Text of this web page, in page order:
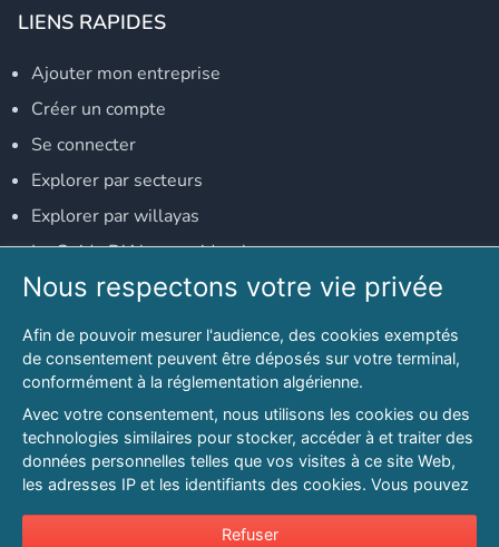
LIENS RAPIDES
Ajouter mon entreprise
Créer un compte
Se connecter
Explorer par secteurs
Explorer par willayas
Le Guide D'Alger, guide-alger.com
NOS RÉSEAUX SOCIAUX
Notre page Facebook
Notre page LinkedIn
Notre page Instagram
Notre page Twitter
Nous respectons votre vie privée
Afin de pouvoir mesurer l'audience, des cookies exemptés
de consentement peuvent être déposés sur votre terminal,
conformément à la réglementation algérienne.
Avec votre consentement, nous utilisons les cookies ou des
technologies similaires pour stocker, accéder à et traiter des
données personnelles telles que vos visites à ce site Web,
les adresses IP et les identifiants des cookies. Vous pouvez
sur l'intérêt légitime à tout moment en cliquant sur « Refuser
Refuser